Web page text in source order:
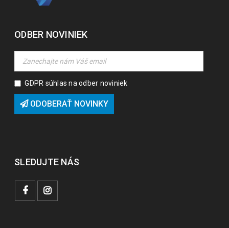
ODBER NOVINIEK
GDPR súhlas na odber noviniek
ODOBERAŤ NOVINKY
SLEDUJTE NÁS